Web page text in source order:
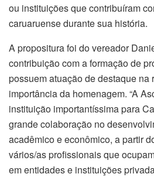
ou instituições que contribuíram
caruaruense durante sua história.
A propositura foi do vereador
contribuição com a formação de
possuem atuação de destaque na
importância da homenagem. “A
instituição importantíssima para
grande colaboração no
acadêmico e econômico, a partir
vários/as profissionais que
em entidades e instituições